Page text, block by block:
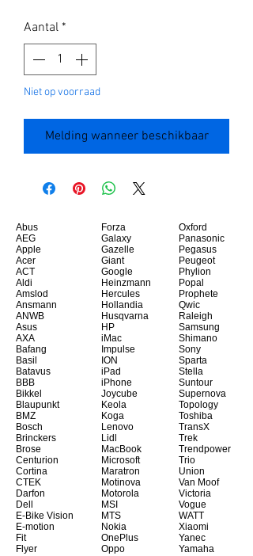
Aantal *
Niet op voorraad
Melding wanneer beschikbaar
Abus
AEG
Apple
Acer
ACT
Aldi
Amslod
Ansmann
ANWB
Asus
AXA
Bafang
Basil
Batavus
BBB
Bikkel
Blaupunkt
BMZ
Bosch
Brinckers
Brose
Centurion
Cortina
CTEK
Darfon
Dell
E-Bike Vision
E-motion
Fit
Flyer
Forza
Galaxy
Gazelle
Giant
Google
Heinzmann
Hercules
Hollandia
Husqvarna
HP
iMac
Impulse
ION
iPad
iPhone
Joycube
Keola
Koga
Lenovo
Lidl
MacBook
Microsoft
Maratron
Motinova
Motorola
MSI
MTS
Nokia
OnePlus
Oppo
Oxford
Panasonic
Pegasus
Peugeot
Phylion
Popal
Prophete
Qwic
Raleigh
Samsung
Shimano
Sony
Sparta
Stella
Suntour
Supernova
Topology
Toshiba
TransX
Trek
Trendpower
Trio
Union
Van Moof
Victoria
Vogue
WATT
Xiaomi
Yanec
Yamaha